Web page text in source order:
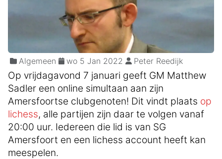
Algemeen wo 5 Jan 2022 Peter Reedijk
Op vrijdagavond 7 januari geeft GM Matthew
Sadler een online simultaan aan zijn
Amersfoortse clubgenoten! Dit vindt plaats op
lichess, alle partijen zijn daar te volgen vanaf
20:00 uur. Iedereen die lid is van SG
Amersfoort en een lichess account heeft kan
meespelen.